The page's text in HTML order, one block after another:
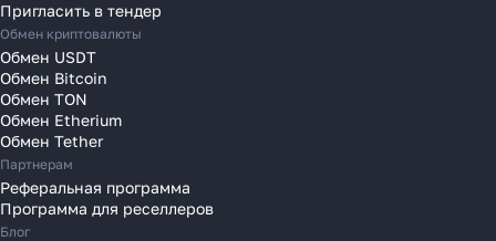
Переводы в Литву
Переводы в Молдавию
Переводы в Монако
Переводы в Нидерланды
Переводы в Польшу
Переводы в Португалию
Переводы в Румынию
Переводы в Сербию
Пригласить в тендер
Обмен криптовалюты
Обмен USDT
Обмен Bitcoin
Обмен TON
Обмен Etherium
Обмен Tether
Партнерам
Реферальная программа
Программа для реселлеров
Блог